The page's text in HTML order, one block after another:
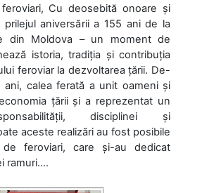
Cu deosebită onoare și
aniversării a 155 ani de la
din Moldova – un moment de
istoria, tradiția și contribuția
feroviar la dezvoltarea țării. De-
calea ferată a unit oameni și
țării și a reprezentat un
disciplinei și
aceste realizări au fost posibile
de feroviari, care și-au dedicat
ramuri....